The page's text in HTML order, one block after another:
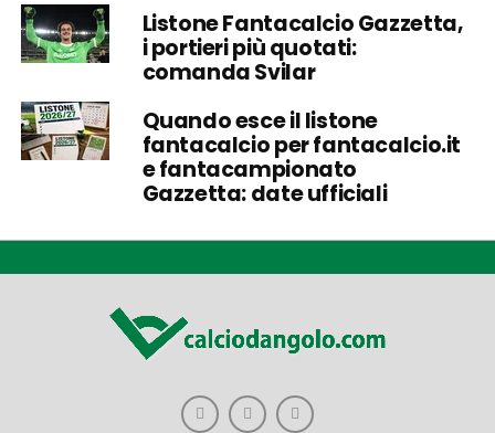
Listone Fantacalcio Gazzetta,
i portieri più quotati:
comanda Svilar
Quando esce il listone
fantacalcio per fantacalcio.it
e fantacampionato
Gazzetta: date ufficiali